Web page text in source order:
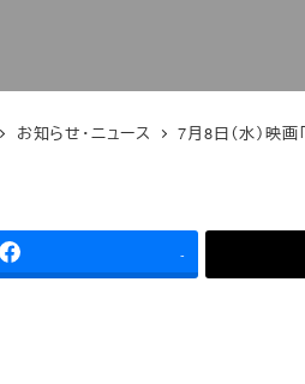
お知らせ・ニュース 7月8日（水）映
-